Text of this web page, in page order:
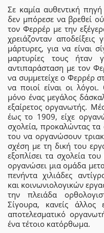
Σε καμία αυθεντική
δεν μπόρεσε να βρεθεί
τον Φερρέρ με την
χρειάζονταν
μάρτυρες, για να είναι
μαρτυρίες τους ήταν
αντιπαράσταση με τον
να συμμετείχε ο Φερρέρ
να ποιοί είναι οι
μόνο ένας μεγάλος
εξαίρετος οργανωτής.
έως το 1909, είχε
σχολεία, προκαλώντας τα
του να οργανώσουν
σχέση με τη δική του
εξοπλίσει τα σχολεία
οργανώσει μια ομάδα
πενήντα χιλιάδες
και κοινωνιολογικών
την πλειάδα
Σίγουρα, κανείς
αποτελεσματικό
ένα τέτοιο κατόρθωμα.